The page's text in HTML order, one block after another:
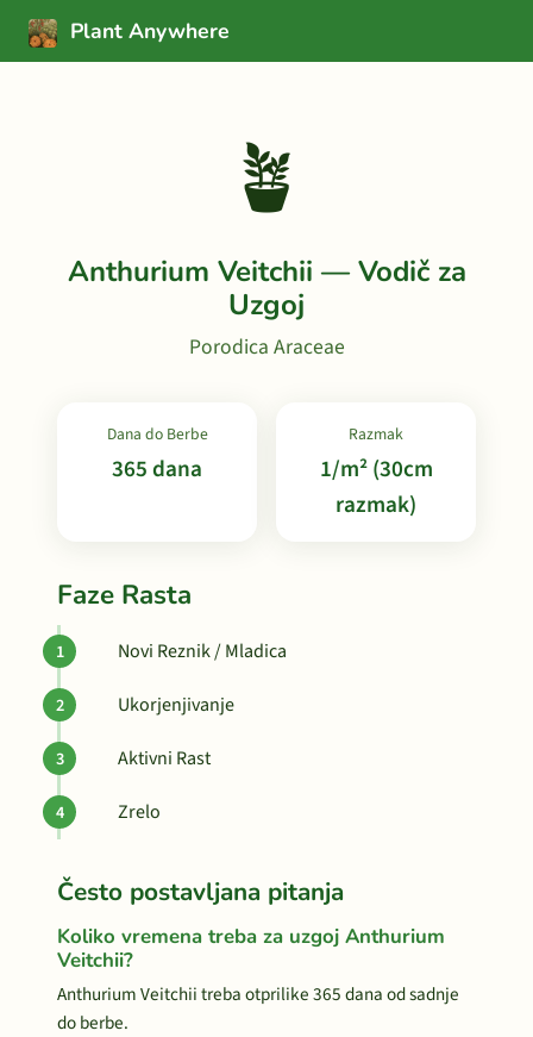
Plant Anywhere
🪴
Anthurium Veitchii — Vodič za
Uzgoj
Porodica Araceae
Dana do Berbe
365 dana
Razmak
1/m² (30cm
razmak)
Faze Rasta
Novi Reznik / Mladica
Ukorjenjivanje
Aktivni Rast
Zrelo
Često postavljana pitanja
Koliko vremena treba za uzgoj Anthurium
Veitchii?
Anthurium Veitchii treba otprilike 365 dana od sadnje
do berbe.